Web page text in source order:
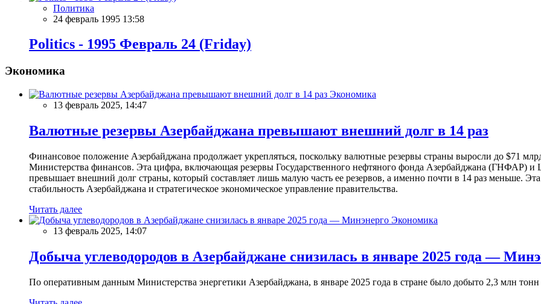
Политика
24 февраль 1995 13:58
Politics - 1995 Февраль 24 (Friday)
Экономика
Экономика
13 февраль 2025, 14:47
Валютные резервы Азербайджана превышают внешний долг в 14 раз
Финансовое положение Азербайджана продолжает укрепляться, поскольку валютные резервы страны выросли до $71
Министерства финансов. Эта цифра, включающая резервы Государственного нефтяного фонда Азербайджана (ГНФАР) и
превышает внешний долг страны, который составляет лишь малую часть ее резервов, а именно почти в 14 раз меньше.
стабильность Азербайджана и стратегическое экономическое управление правительства.
Читать далее
Экономика
13 февраль 2025, 14:07
Добыча углеводородов в Азербайджане снизилась в январе 2025 года —
По оперативным данным Министерства энергетики Азербайджана, в январе 2025 года в стране было добыто 2,3 млн тонн